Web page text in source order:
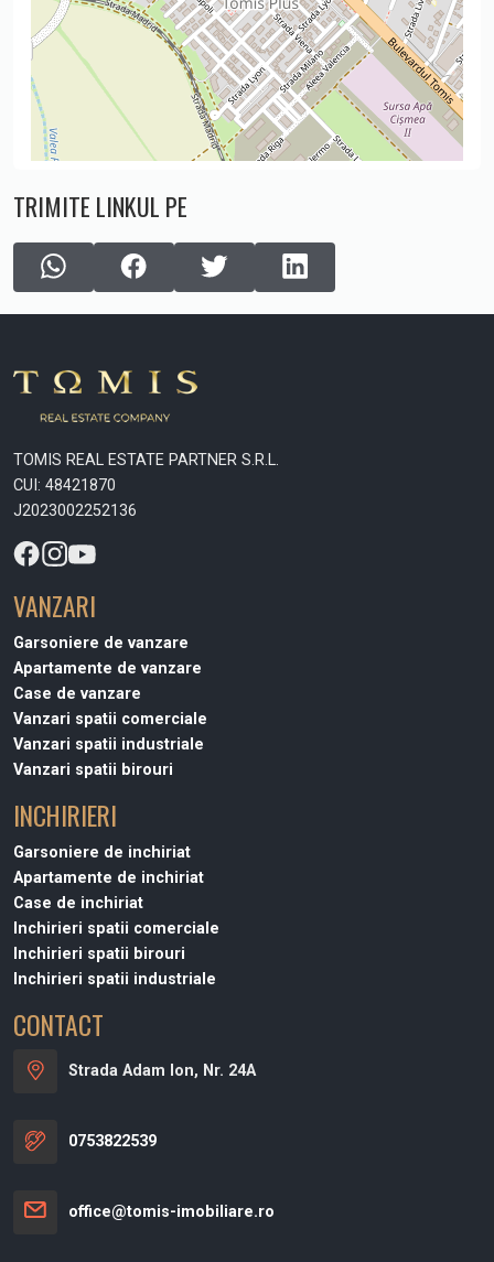
TRIMITE LINKUL PE
TOMIS REAL ESTATE PARTNER S.R.L.
CUI: 48421870
J2023002252136
VANZARI
Garsoniere de vanzare
Apartamente de vanzare
Case de vanzare
Vanzari spatii comerciale
Vanzari spatii industriale
Vanzari spatii birouri
INCHIRIERI
Garsoniere de inchiriat
Apartamente de inchiriat
Case de inchiriat
Inchirieri spatii comerciale
Inchirieri spatii birouri
Inchirieri spatii industriale
CONTACT
Strada Adam Ion, Nr. 24A
0753822539
office@tomis-imobiliare.ro